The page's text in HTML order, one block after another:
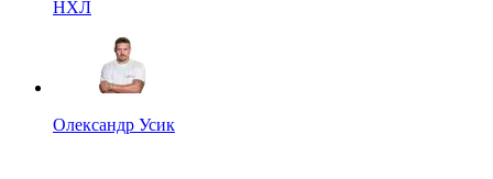
НХЛ
Олександр Усик